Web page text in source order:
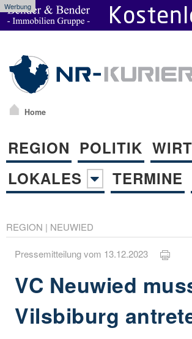
Werbung
Home
REGION POLITIK
LOKALES
TERMINE
REGION | NEUWIED
Pressemitteilung vom 13.12.2023
VC Neuwied
Vilsbiburg